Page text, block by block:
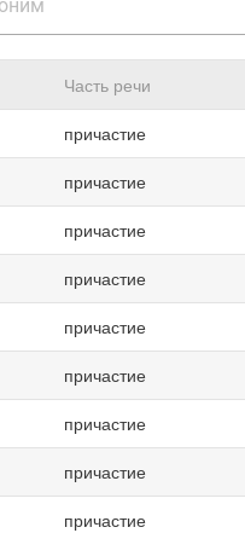
Часть речи
причастие
причастие
причастие
причастие
причастие
причастие
причастие
причастие
причастие